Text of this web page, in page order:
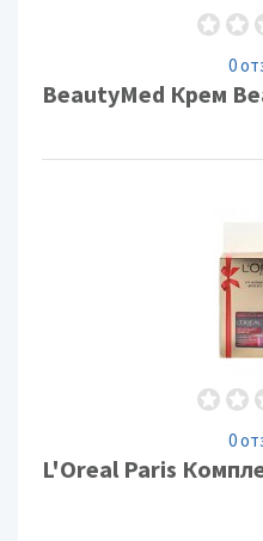
0
BeautyMed Крем
0
L'Oreal Paris